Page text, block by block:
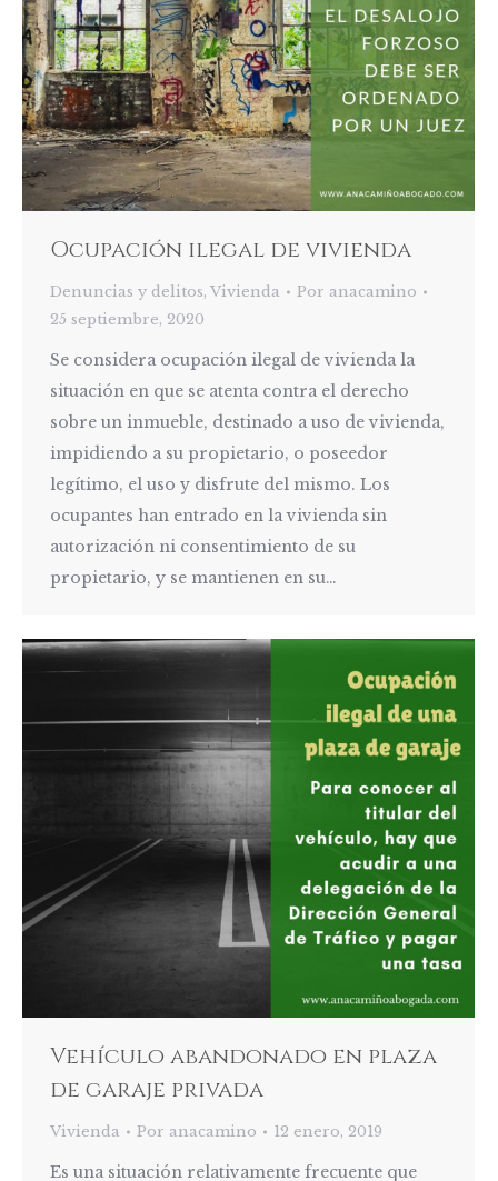
Ocupación ilegal de vivienda
Denuncias y delitos, Vivienda Por anacamino
25 septiembre, 2020
Se considera ocupación ilegal de vivienda la
situación en que se atenta contra el derecho
sobre un inmueble, destinado a uso de vivienda,
impidiendo a su propietario, o poseedor
legítimo, el uso y disfrute del mismo. Los
ocupantes han entrado en la vivienda sin
autorización ni consentimiento de su
propietario, y se mantienen en su…
Vehículo abandonado en plaza
de garaje privada
Vivienda Por anacamino 12 enero, 2019
Es una situación relativamente frecuente que